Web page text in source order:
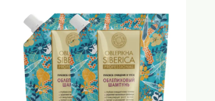
Маски косметические
Муссы
Масла
Пена для ванны